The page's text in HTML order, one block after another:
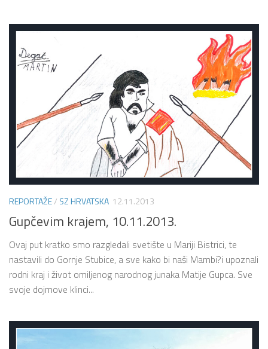
REPORTAŽE/ SZ HRVATSKA 12.11.2013
Gupčevim krajem, 10.11.2013.
Ovaj put kratko smo razgledali svetište u Mariji Bistrici, te
nastavili do Gornje Stubice, a sve kako bi naši Mambi?i upoznali
rodni kraj i život omiljenog narodnog junaka Matije Gupca. Sve
svoje dojmove klinci...